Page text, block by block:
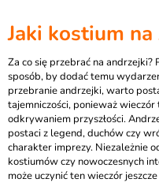
Jaki kostium
Za co się przebrać na
sposób, by dodać temu
przebranie andrzejki, warto
tajemniczości, ponieważ
odkrywaniem przyszłości.
postaci z legend, duchów czy
charakter imprezy. Niezależnie
kostiumów czy nowoczesnych
może uczynić ten wieczór